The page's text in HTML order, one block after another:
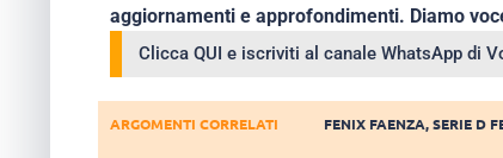
aggiornamenti e approfondimenti. Diamo
Clicca QUI e iscriviti al canale WhatsApp di
ARGOMENTI CORRELATI FENIX FAENZA,SERIE D